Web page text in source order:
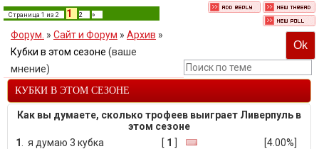
Страница 1 из 2 1 2 »
Форум. » Сайт и Форум » Архив »
Кубки в этом сезоне (ваше
мнение)
КУБКИ В ЭТОМ СЕЗОНЕ
Как вы думаете, сколько трофеев выиграет Ливерпуль в
этом сезоне
1
я думаю 3 кубка [ 1
[4.00%]